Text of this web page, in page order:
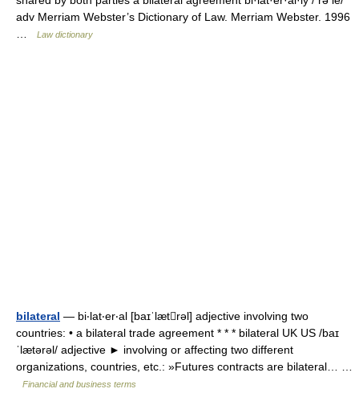
adv Merriam Webster’s Dictionary of Law. Merriam Webster. 1996
Law dictionary
bilateral — bi‧lat‧er‧al [baɪˈlætrəl] adjective involving two
countries: • a bilateral trade agreement * * * bilateral UK US /baɪ
ˈlætərəl/ adjective ► involving or affecting two different
organizations, countries, etc.: »Futures contracts are bilateral… …
Financial and business terms